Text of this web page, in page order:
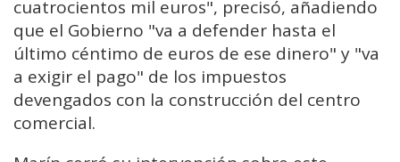
cuatrocientos mil euros", precisó, añadiendo
que el Gobierno "va a defender hasta el
último céntimo de euros de ese dinero" y "va
a exigir el pago" de los impuestos
devengados con la construcción del centro
comercial.